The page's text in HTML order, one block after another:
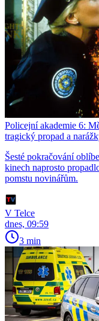
Policejní akademie 6:
tragický propad a
Šesté pokračování
kinech naprosto
pomstu novinářům.
V Telce
dnes, 09:59
3 min